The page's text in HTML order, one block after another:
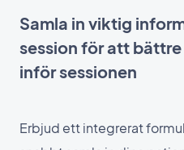
Samla in viktig
session för att
inför sessionen
Erbjud ett integrerat